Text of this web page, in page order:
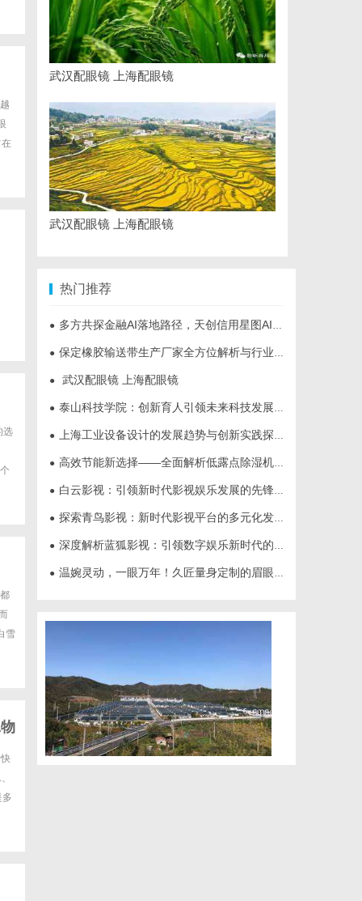
选
雪
武汉配眼镜 上海配眼镜
武汉配眼镜 上海配眼镜
热门推荐
● 多方共探金融AI落地路径，天创信用星图AI助力产业金融智能升级
● 保定橡胶输送带生产厂家全方位解析与行业发展前景
● 武汉配眼镜 上海配眼镜
● 泰山科技学院：创新育人引领未来科技发展新高地
● 上海工业设备设计的发展趋势与创新实践探索
● 高效节能新选择——全面解析低露点除湿机的应用与优势
● 白云影视：引领新时代影视娱乐发展的先锋力量
● 探索青鸟影视：新时代影视平台的多元化发展与未来趋势
● 深度解析蓝狐影视：引领数字娱乐新时代的先锋力量
● 温婉灵动，一眼万年！久匠量身定制的眉眼唇，才是你整张脸的点睛之笔！淡颜系女生的气质加分项